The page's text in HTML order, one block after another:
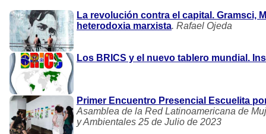
La revolución contra el capital. Gramsci,
heterodoxia marxista. Rafael Ojeda
Los BRICS y el nuevo tablero mundial.
Primer Encuentro Presencial Escuelita
Asamblea de la Red Latinoamericana de
y Ambientales 25 de Julio de 2023